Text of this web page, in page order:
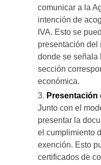
comunicar a la
intención de
IVA. Esto se
presentación del
donde se señala
sección
económica.
Presentación
Junto con el
presentar la
el cumplimiento
exención. Esto
certificados de